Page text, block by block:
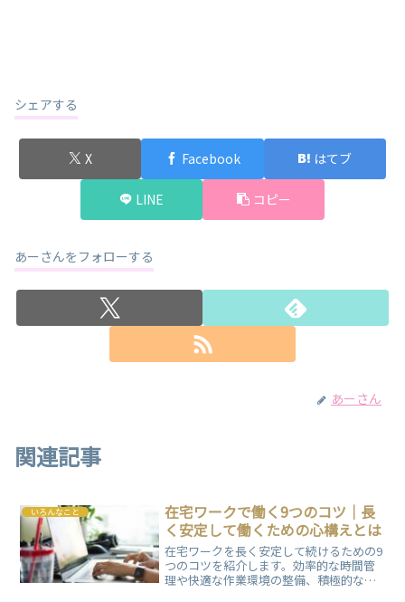
シェアする
X Facebook はてブ
LINE コピー
あーさんをフォローする
あーさん
関連記事
いろんなこと
在宅ワークで働く9つのコツ｜長
く安定して働くための心構えとは
在宅ワークを長く安定して続けるための9
つのコツを紹介します。効率的な時間管
理や快適な作業環境の整備、積極的なコ